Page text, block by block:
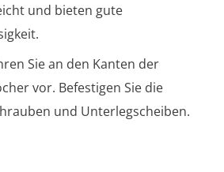
und bieten gute
Sie an den Kanten der
vor. Befestigen Sie die
und Unterlegscheiben.